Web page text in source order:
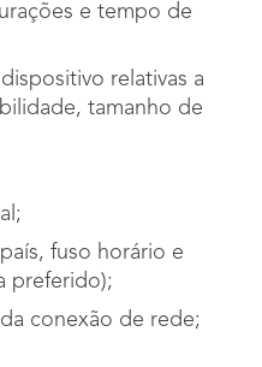
e tempo de
relativas a
tamanho de
fuso horário e
preferido);
conexão de rede;